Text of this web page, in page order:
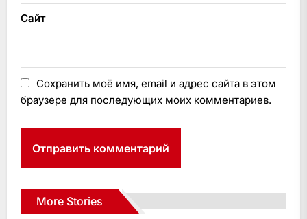
Сайт
Сохранить моё имя, email и адрес сайта в этом
браузере для последующих моих комментариев.
More Stories